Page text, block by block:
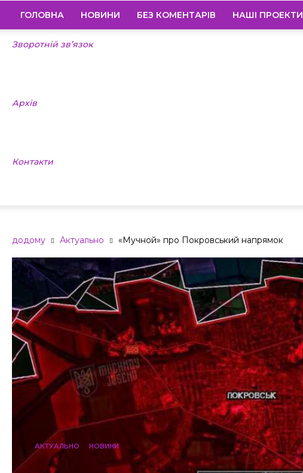
ГОЛОВНА НОВИНИ БЕЗ КОМЕНТАРІВ НАШІ ПРОЕКТИ
Зворотній зв’язок
Архів
Контакти
додому Актуально «Мучной» про Покровський напрямок
АКТУАЛЬНО НОВИНИ